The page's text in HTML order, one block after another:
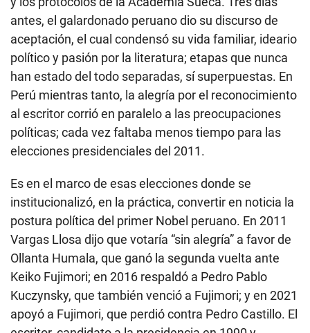
antes, el galardonado peruano dio su discurso de
aceptación, el cual condensó su vida familiar, ideario
político y pasión por la literatura; etapas que nunca
han estado del todo separadas, sí superpuestas. En
Perú mientras tanto, la alegría por el reconocimiento
al escritor corrió en paralelo a las preocupaciones
políticas; cada vez faltaba menos tiempo para las
elecciones presidenciales del 2011.
Es en el marco de esas elecciones donde se
institucionalizó, en la práctica, convertir en noticia la
postura política del primer Nobel peruano. En 2011
Vargas Llosa dijo que votaría “sin alegría” a favor de
Ollanta Humala, que ganó la segunda vuelta ante
Keiko Fujimori; en 2016 respaldó a Pedro Pablo
Kuczynsky, que también venció a Fujimori; y en 2021
apoyó a Fujimori, que perdió contra Pedro Castillo. El